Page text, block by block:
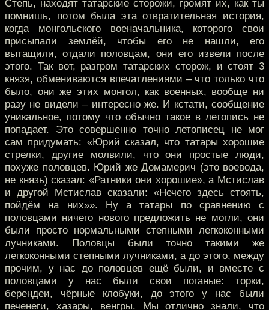
Степь, находят татарские сторожи, громят их, как ты
помнишь, потом была эта отвратительная история,
когда монгольского военачальника, которого свои
присыпали землёй, чтобы его не нашли, его
вытащили, отдали половцам, они его извели после
этого. Так вот, разгром татарских сторож, и стоят 3
князя, обмениваются впечатлениями – что только что
было, они же этих монгол, как военных, вообще ни
разу не видели – интересно же. И кстати, сообщение
уникальное, потому что обычно такое в летопись не
попадает. Это совершенно точно летописец не мог
сам придумать: «Юрий сказал, что татары хорошие
стрелки, другие молвили, что они простые люди,
похуже половцев. Юрий же Домамерич (это воевода,
не князь) сказал: «Ратники они хорошие», а Мстислав
и другой Мстислав сказали: «Нечего здесь стоять,
пойдём на них»». Ну а татары по сравнению с
половцами ничего нового предложить не могли, они
были просто нормальными степными легкоконными
лучниками. Половцы были точно такими же
легкоконными степными лучниками, а до этого, между
прочим, у нас до половцев ещё были, и вместе с
половцами у нас были свои поганые: торки,
берендеи, чёрные клобуки, до этого у нас были
печенеги, хазары, венгры. Мы отлично знали, что